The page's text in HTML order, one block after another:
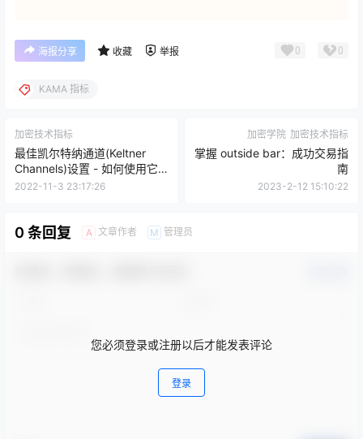
海报分享 收藏 举报 0 0
KAMA 指标
加密技术指标
最佳凯尔特纳通道(Keltner
Channels)设置 - 如何使用它 |
策略和指标指南 -（交易和公
2022-11-3 23:17:26
加密学院 加密技术指标
掌握 outside bar：成功交易指
南
2023-2-12 15:10:22
0 条回复 A 文章作者 M 管理员
您必须登录或注册以后才能发表评论
登录